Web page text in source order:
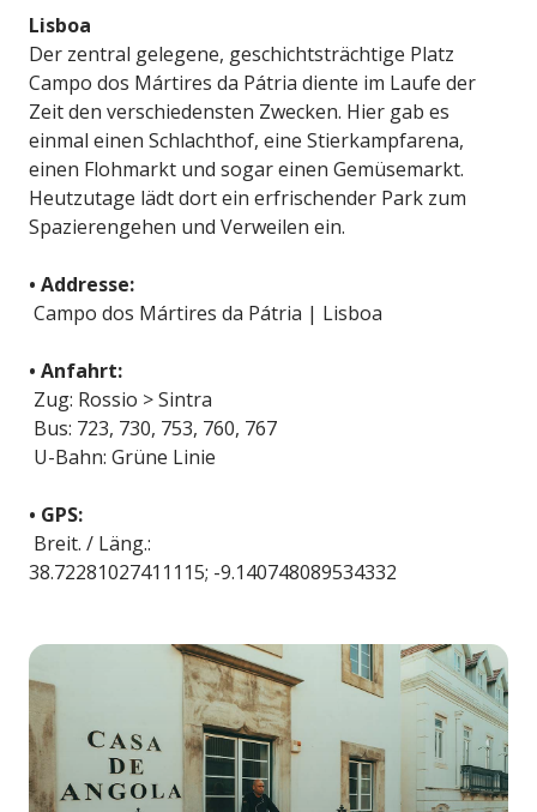
Lisboa
Der zentral gelegene, geschichtsträchtige Platz
Campo dos Mártires da Pátria diente im Laufe der
Zeit den verschiedensten Zwecken. Hier gab es
einmal einen Schlachthof, eine Stierkampfarena,
einen Flohmarkt und sogar einen Gemüsemarkt.
Heutzutage lädt dort ein erfrischender Park zum
Spazierengehen und Verweilen ein.
• Addresse:
Campo dos Mártires da Pátria | Lisboa
• Anfahrt:
Zug: Rossio > Sintra
Bus: 723, 730, 753, 760, 767
U-Bahn: Grüne Linie
• GPS:
Breit. / Läng.:
38.72281027411115; -9.140748089534332